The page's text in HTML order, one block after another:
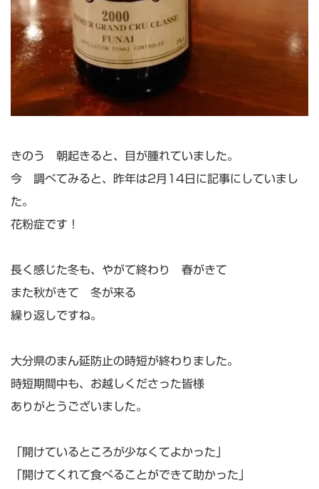
きのう 朝起きると、目が腫れていました。
今 調べてみると、昨年は2月14日に記事にしていまし
た。
花粉症です！
長く感じた冬も、やがて終わり 春がきて
また秋がきて 冬が来る
繰り返しですね。
大分県のまん延防止の時短が終わりました。
時短期間中も、お越しくださった皆様
ありがとうございました。
「開けているところが少なくてよかった」
「開けてくれて食べることができて助かった」